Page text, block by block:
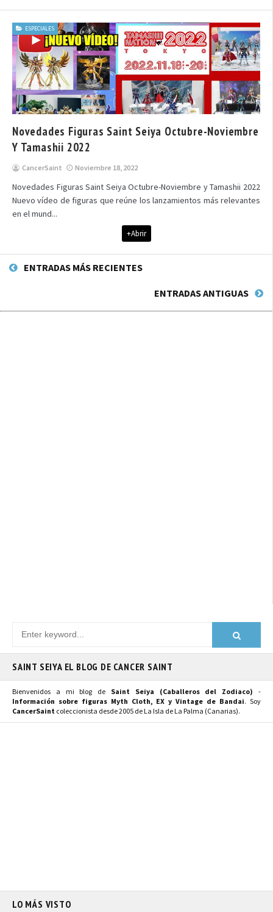
ESPECIALES
Novedades Figuras Saint Seiya Octubre-Noviembre
Y Tamashii 2022
CancerSaint Noviembre 18, 2022
Novedades Figuras Saint Seiya Octubre-Noviembre y Tamashii 2022
Nuevo vídeo de figuras que reúne los lanzamientos más relevantes
en el mund...
+Abrir
ENTRADAS MÁS RECIENTES
ENTRADAS ANTIGUAS
SAINT SEIYA EL BLOG DE CANCER SAINT
Bienvenidos a mi blog de Saint Seiya (Caballeros del Zodiaco) -
Información sobre figuras Myth Cloth, EX y Vintage de Bandai. Soy
CancerSaint coleccionista desde 2005 de La Isla de La Palma (Canarias).
LO MÁS VISTO